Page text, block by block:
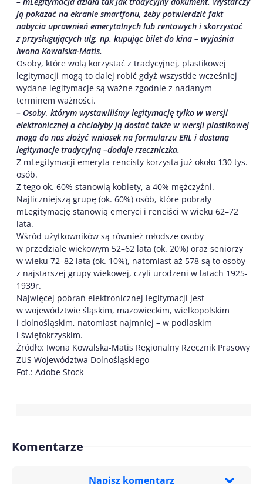
ją pokazać na ekranie smartfonu, żeby potwierdzić fakt
nabycia uprawnień emerytalnych lub rentowych i skorzystać
z przysługujących ulg, np. kupując bilet do kina – wyjaśnia
Iwona Kowalska-Matis.
Osoby, które wolą korzystać z tradycyjnej, plastikowej
legitymacji mogą to dalej robić gdyż wszystkie wcześniej
wydane legitymacje są ważne zgodnie z nadanym
terminem ważności.
– Osoby, którym wystawiliśmy legitymację tylko w wersji
elektronicznej a chciałyby ją dostać także w wersji plastikowej
mogą do nas złożyć wniosek na formularzu ERL i dostaną
legitymacje tradycyjną –dodaje rzeczniczka.
Z mLegitymacji emeryta-rencisty korzysta już około 130 tys.
osób.
Z tego ok. 60% stanowią kobiety, a 40% mężczyźni.
Najliczniejszą grupę (ok. 60%) osób, które pobrały
mLegitymację stanowią emeryci i renciści w wieku 62–72
lata.
Wśród użytkowników są również młodsze osoby
w przedziale wiekowym 52–62 lata (ok. 20%) oraz seniorzy
w wieku 72–82 lata (ok. 10%), natomiast aż 578 są to osoby
z najstarszej grupy wiekowej, czyli urodzeni w latach 1925-
1939r.
Najwięcej pobrań elektronicznej legitymacji jest
w województwie śląskim, mazowieckim, wielkopolskim
i dolnośląskim, natomiast najmniej – w podlaskim
i świętokrzyskim.
Źródło: Iwona Kowalska-Matis Regionalny Rzecznik Prasowy
ZUS Województwa Dolnośląskiego
Fot.: Adobe Stock
Komentarze
Napisz komentarz